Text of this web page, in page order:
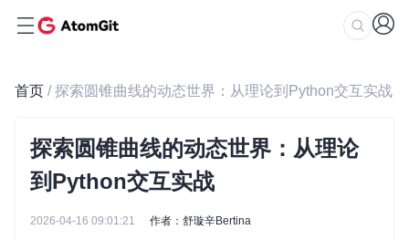
首页 / 探索圆锥曲线的动态世界：从理论到Python交互实战
探索圆锥曲线的动态世界：从理论
到Python交互实战
2026-04-16 09:01:21 作者：舒璇辛Bertina